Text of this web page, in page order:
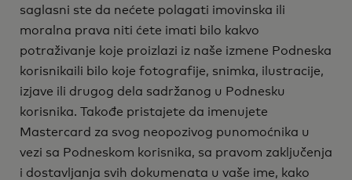
saglasni ste da nećete polagati imovinska ili
moralna prava niti ćete imati bilo kakvo
potraživanje koje proizlazi iz naše izmene Podneska
korisnikaili bilo koje fotografije, snimka, ilustracije,
izjave ili drugog dela sadržanog u Podnesku
korisnika. Takođe pristajete da imenujete
Mastercard za svog neopozivog punomoćnika u
vezi sa Podneskom korisnika, sa pravom zaključenja
i dostavljanja svih dokumenata u vaše ime, kako